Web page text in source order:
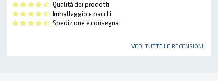
Qualità dei prodotti
Imballaggio e pacchi
Spedizione e consegna
VEDI TUTTE LE RECENSIONI